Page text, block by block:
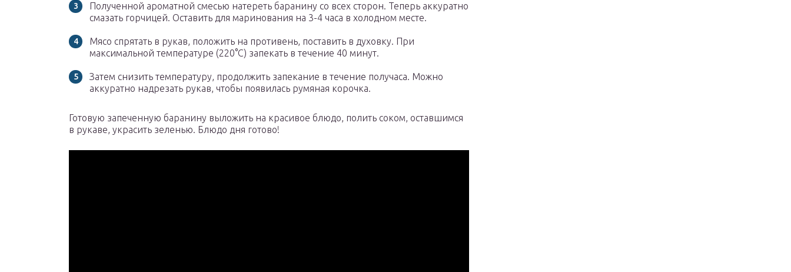
Полученной ароматной смесью натереть баранину со всех сторон. Теперь аккуратно
смазать горчицей. Оставить для маринования на 3-4 часа в холодном месте.
Мясо спрятать в рукав, положить на противень, поставить в духовку. При
максимальной температуре (220°C) запекать в течение 40 минут.
Затем снизить температуру, продолжить запекание в течение получаса. Можно
аккуратно надрезать рукав, чтобы появилась румяная корочка.
Готовую запеченную баранину выложить на красивое блюдо, полить соком, оставшимся
в рукаве, украсить зеленью. Блюдо дня готово!